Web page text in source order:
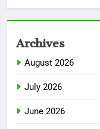
Archives
August 2026
July 2026
June 2026